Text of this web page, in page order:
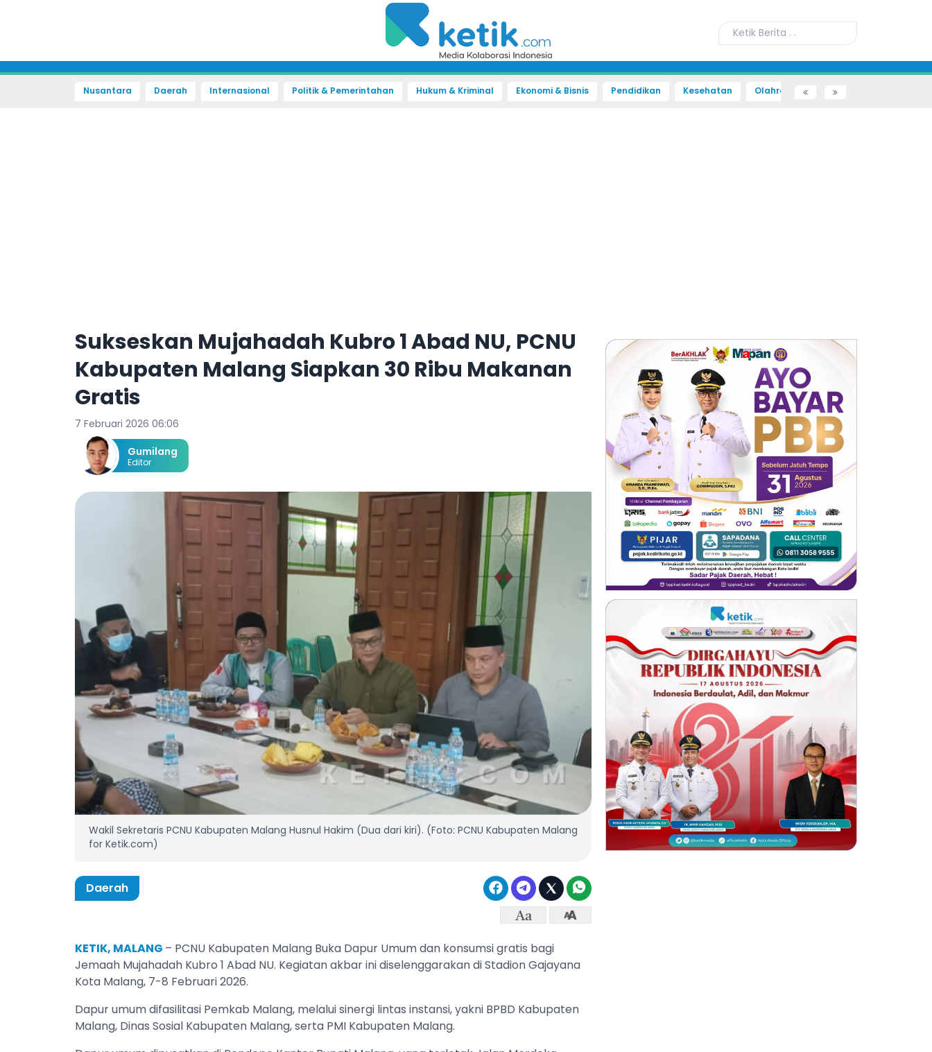
Nusantara Daerah Internasional Politik & Pemerintahan Hukum & Kriminal Ekonomi & Bisnis Pendidikan Kesehatan Olahraga Sains dan Teknologi
Sukseskan Mujahadah Kubro 1 Abad NU, PCNU
Kabupaten Malang Siapkan 30 Ribu Makanan
Gratis
7 Februari 2026 06:06
Gumilang
Editor
Wakil Sekretaris PCNU Kabupaten Malang Husnul Hakim (Dua dari kiri). (Foto: PCNU Kabupaten Malang
for Ketik.com)
Daerah
KETIK, MALANG – PCNU Kabupaten Malang Buka Dapur Umum dan konsumsi gratis bagi
Jemaah Mujahadah Kubro 1 Abad NU. Kegiatan akbar ini diselenggarakan di Stadion Gajayana
Kota Malang, 7-8 Februari 2026.
Dapur umum difasilitasi Pemkab Malang, melalui sinergi lintas instansi, yakni BPBD Kabupaten
Malang, Dinas Sosial Kabupaten Malang, serta PMI Kabupaten Malang.